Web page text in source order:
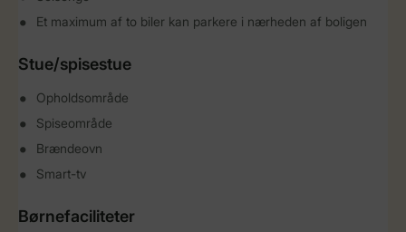
Et maximum af to biler kan parkere i nærheden af boligen
Stue/spisestue
Opholdsområde
Spiseområde
Brændeovn
Smart-tv
Børnefaciliteter